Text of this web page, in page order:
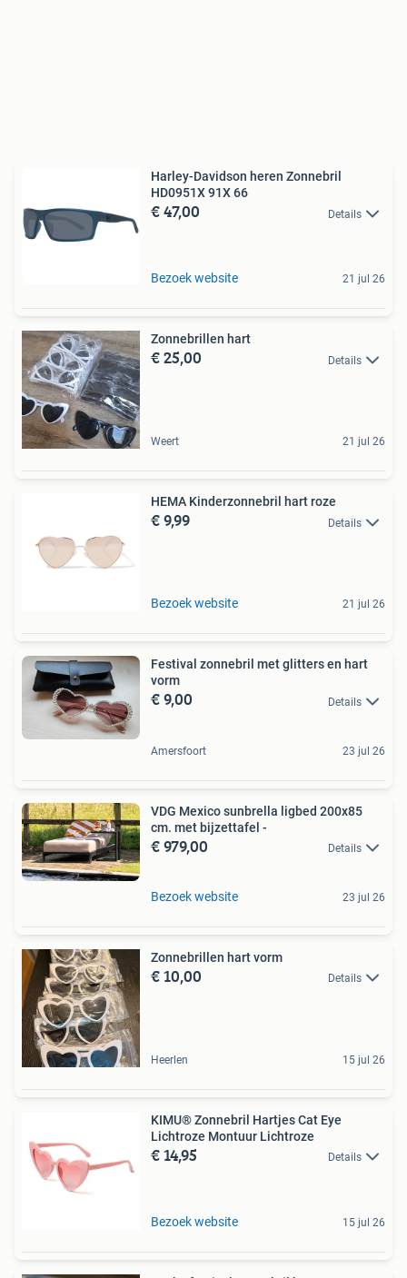
Harley-Davidson heren Zonnebril
HD0951X 91X 66
€ 47,00 Details
Bezoek website 21 jul 26
Zonnebrillen hart
€ 25,00 Details
Weert 21 jul 26
HEMA Kinderzonnebril hart roze
€ 9,99 Details
Bezoek website 21 jul 26
Festival zonnebril met glitters en hart
vorm
€ 9,00 Details
Amersfoort 23 jul 26
VDG Mexico sunbrella ligbed 200x85
cm. met bijzettafel -
€ 979,00 Details
Bezoek website 23 jul 26
Zonnebrillen hart vorm
€ 10,00 Details
Heerlen 15 jul 26
KIMU® Zonnebril Hartjes Cat Eye
Lichtroze Montuur Lichtroze
€ 14,95 Details
Bezoek website 15 jul 26